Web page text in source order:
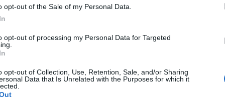
opt-out of the Sale of my Personal Data.
opt-out of processing my Personal Data for Targeted
opt-out of Collection, Use, Retention, Sale, and/or Sharing
Data that Is Unrelated with the Purposes for which it